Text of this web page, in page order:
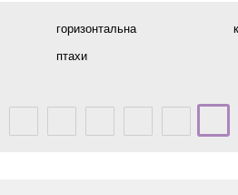
горизонтальна
птахи